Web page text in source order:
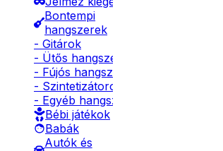
Bontempi
hangszerek
- Gitárok
- Ütős hangszerek
- Fújós hangszerek
- Szintetizátorok
- Egyéb hangszerek
Bébi játékok
Babák
Autók és